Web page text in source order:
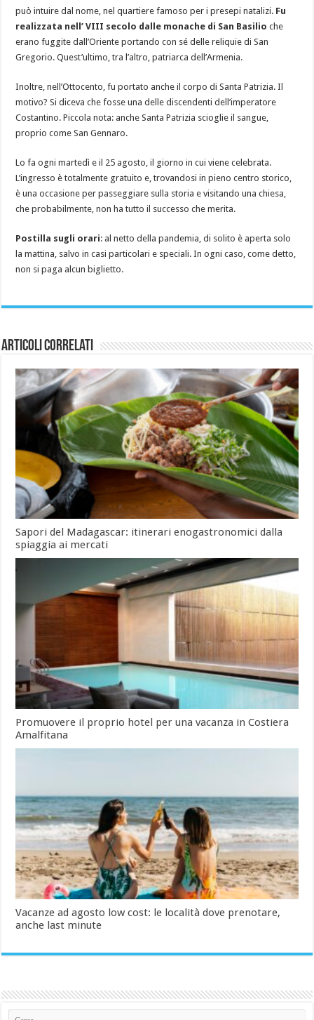
può intuire dal nome, nel quartiere famoso per i presepi natalizi. Fu
realizzata nell’ VIII secolo dalle monache di San Basilio che
erano fuggite dall’Oriente portando con sé delle reliquie di San
Gregorio. Quest’ultimo, tra l’altro, patriarca dell’Armenia.
Inoltre, nell’Ottocento, fu portato anche il corpo di Santa Patrizia. Il
motivo? Si diceva che fosse una delle discendenti dell’imperatore
Costantino. Piccola nota: anche Santa Patrizia scioglie il sangue,
proprio come San Gennaro.
Lo fa ogni martedì e il 25 agosto, il giorno in cui viene celebrata.
L’ingresso è totalmente gratuito e, trovandosi in pieno centro storico,
è una occasione per passeggiare sulla storia e visitando una chiesa,
che probabilmente, non ha tutto il successo che merita.
Postilla sugli orari: al netto della pandemia, di solito è aperta solo
la mattina, salvo in casi particolari e speciali. In ogni caso, come detto,
non si paga alcun biglietto.
Articoli Correlati
Sapori del Madagascar: itinerari enogastronomici dalla
spiaggia ai mercati
Promuovere il proprio hotel per una vacanza in Costiera
Amalfitana
Vacanze ad agosto low cost: le località dove prenotare,
anche last minute